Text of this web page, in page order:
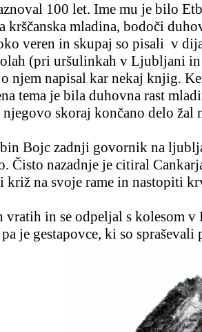
100 let. Ime mu je bilo
mladina, bodoči
veren in skupaj so pisali v
(pri uršulinkah v Ljubljani
njem napisal kar nekaj knjig.
tema je bila duhovna rast
njegovo skoraj končano delo
Bojc zadnji govornik na
Čisto nazadnje je citiral
križ na svoje rame in nastopiti
in se odpeljal s kolesom
je gestapovce, ki so